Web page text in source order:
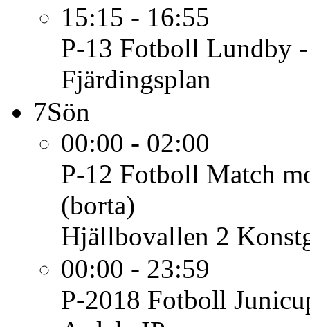
15:15 - 16:55
P-13 Fotboll Lundby
Fjärdingsplan
7Sön
00:00 - 02:00
P-12 Fotboll Match
(borta)
Hjällbovallen 2
00:00 - 23:59
P-2018 Fotboll